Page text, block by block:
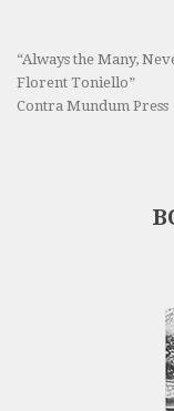
“Always the Many,
Florent Toniello”
Contra Mundum Press